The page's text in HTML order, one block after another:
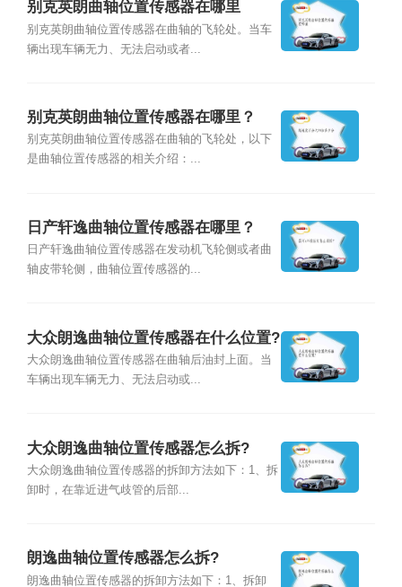
别克英朗曲轴位置传感器在哪里
别克英朗曲轴位置传感器在曲轴的飞轮处。当车
辆出现车辆无力、无法启动或者...
别克英朗曲轴位置传感器在哪里？
别克英朗曲轴位置传感器在曲轴的飞轮处，以下
是曲轴位置传感器的相关介绍：...
日产轩逸曲轴位置传感器在哪里？
日产轩逸曲轴位置传感器在发动机飞轮侧或者曲
轴皮带轮侧，曲轴位置传感器的...
大众朗逸曲轴位置传感器在什么位置?
大众朗逸曲轴位置传感器在曲轴后油封上面。当
车辆出现车辆无力、无法启动或...
大众朗逸曲轴位置传感器怎么拆?
大众朗逸曲轴位置传感器的拆卸方法如下：1、拆
卸时，在靠近进气歧管的后部...
朗逸曲轴位置传感器怎么拆?
朗逸曲轴位置传感器的拆卸方法如下：1、拆卸